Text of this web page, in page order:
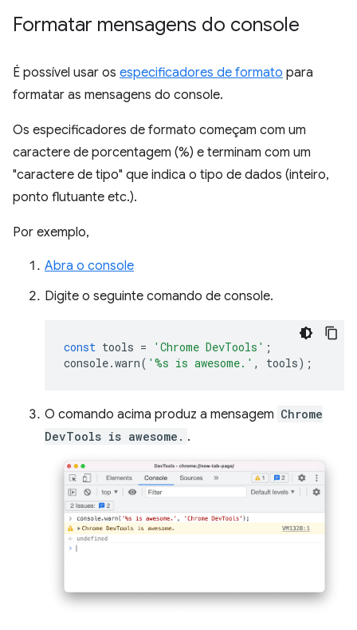
Formatar mensagens do console
É possível usar os especificadores de formato para
formatar as mensagens do console.
Os especificadores de formato começam com um
caractere de porcentagem (%) e terminam com um
"caractere de tipo" que indica o tipo de dados (inteiro,
ponto flutuante etc.).
Por exemplo,
Abra o console
Digite o seguinte comando de console.
const tools = 'Chrome DevTools' ;
console.warn( '%s is awesome.' , tools);
O comando acima produz a mensagem Chrome
DevTools is awesome. .